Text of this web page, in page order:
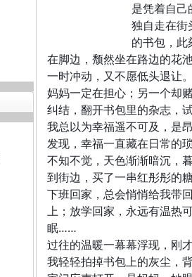
是凭着自
独自走在街
的书包，
在脚边，颓然坐在路边的花
一时冲动，又不愿低头退让
妈妈一定在担心；另一个却
纠结，翻开书包里的杂志，
我总以为幸福遥不可及，是
发现，幸福一直藏在日常的
不知不觉，天色渐渐暗沉，
到街边，买了一串红彤彤的
下班回家，总会悄悄给我带
上；放学回家，永远有温热
眠……
过往的温暖一幕幕浮现，刚
我轻轻拍掉书包上的灰尘，